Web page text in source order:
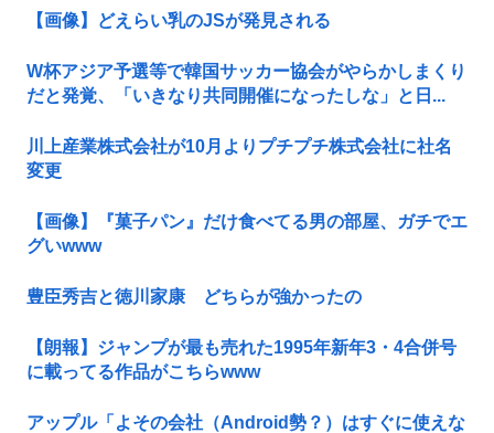
【画像】どえらい乳のJSが発見される
W杯アジア予選等で韓国サッカー協会がやらかしまくり
だと発覚、「いきなり共同開催になったしな」と日...
川上産業株式会社が10月よりプチプチ株式会社に社名
変更
【画像】『菓子パン』だけ食べてる男の部屋、ガチでエ
グいwww
豊臣秀吉と徳川家康 どちらが強かったの
【朗報】ジャンプが最も売れた1995年新年3・4合併号
に載ってる作品がこちらwww
アップル「よその会社（Android勢？）はすぐに使えな